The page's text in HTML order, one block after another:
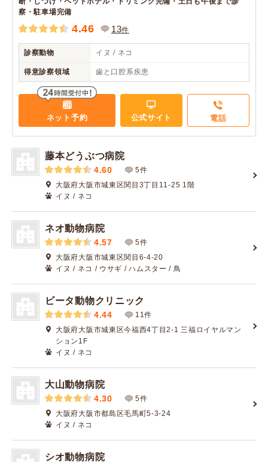
察・駐車場完備
4.46 13件
診察動物 イヌ / ネコ
得意診察領域 歯と口腔系疾患
ネット予約 公式サイト 電話
藤本どうぶつ病院
4.60
5件
大阪府大阪市城東区関目3丁目11-25 1階
イヌ / ネコ
ネオ動物病院
4.57
5件
大阪府大阪市城東区関目6-4-20
イヌ / ネコ / ウサギ / ハムスター / 鳥
ビータ動物クリニック
4.44
11件
大阪府大阪市城東区今福西4丁目2-1 三福ロイヤルマン
ション1F
イヌ / ネコ
大山動物病院
4.30
5件
大阪府大阪市都島区毛馬町5-3-24
イヌ / ネコ
シオ動物病院